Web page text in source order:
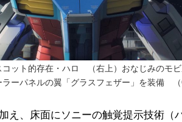
コット的存在・ハロ （右上）おなじみのモ
ーパネルの翼「グラスフェザー」を装備
え、床面にソニーの触覚提示技術（